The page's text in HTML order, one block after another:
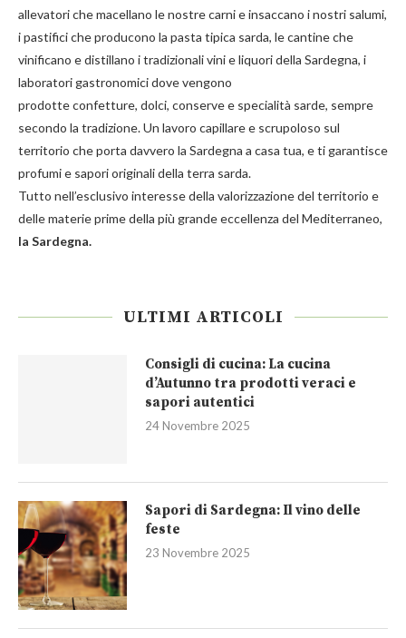
allevatori che macellano le nostrecarnie insaccano i nostri salumi,
i pastifici che producono la pasta tipica sarda, le cantine che
vinificano e distillano i tradizionalivini e liquoridella Sardegna, i
laboratori gastronomici dove vengono
prodotteconfetture, dolci, conservee specialità sarde, sempre
secondo la tradizione. Un lavoro capillare e scrupoloso sul
territorio che porta davvero la Sardegna a casa tua, e ti garantisce
profumi e sapori originali della terra sarda.
Tutto nell’esclusivo interesse della valorizzazione del territorio e
delle materie prime della più grande eccellenza del Mediterraneo,
la Sardegna.
ULTIMI ARTICOLI
Consigli di cucina: La cucina
d’Autunno tra prodotti veraci e
sapori autentici
24 Novembre 2025
Sapori di Sardegna: Il vino delle
feste
23 Novembre 2025